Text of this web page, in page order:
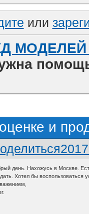
или
МОДЕЛЕЙ
и
день. Нахожусь в Москве.
Хотел бы воспользоваться